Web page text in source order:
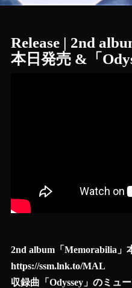
Release | 2nd
本日発売 &「
2nd album「Memorabilia」
https://ssm.lnk.to/MAL
収録曲「Odyssey」のミュ